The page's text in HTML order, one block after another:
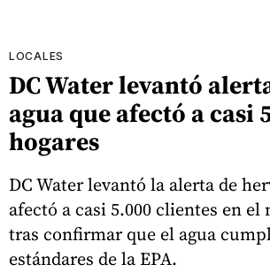
LOCALES
DC Water levantó
agua que afectó a casi
hogares
DC Water levantó la alerta de
afectó a casi 5.000 clientes en el
tras confirmar que el agua
estándares de la EPA.